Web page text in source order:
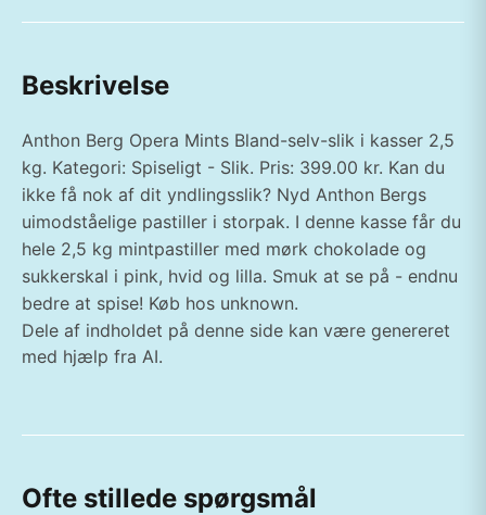
Beskrivelse
Anthon Berg Opera Mints Bland-selv-slik i kasser 2,5
kg. Kategori: Spiseligt - Slik. Pris: 399.00 kr. Kan du
ikke få nok af dit yndlingsslik? Nyd Anthon Bergs
uimodståelige pastiller i storpak. I denne kasse får du
hele 2,5 kg mintpastiller med mørk chokolade og
sukkerskal i pink, hvid og lilla. Smuk at se på - endnu
bedre at spise! Køb hos unknown.
Dele af indholdet på denne side kan være genereret
med hjælp fra AI.
Ofte stillede spørgsmål